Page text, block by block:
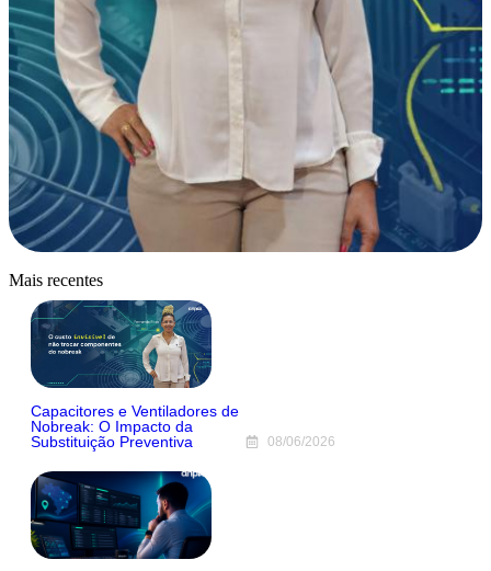
Mais recentes
Capacitores e Ventiladores de
Nobreak: O Impacto da
Substituição Preventiva
08/06/2026